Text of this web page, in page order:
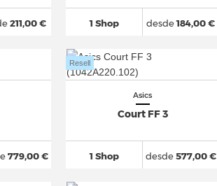
211,00 € 1 Shop desde184,00 €
779,00 €
Asics
Court FF 3
1 Shop
Resell
desde577,00 €